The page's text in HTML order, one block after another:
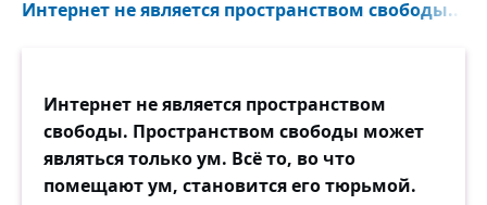
Интернет не является пространством свободы...
Интернет не является пространством
свободы. Пространством свободы может
являться только ум. Всё то, во что
помещают ум, становится его тюрьмой.